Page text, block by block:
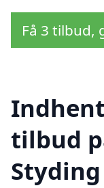
Få 3 tilbud,
tilbud
Styding